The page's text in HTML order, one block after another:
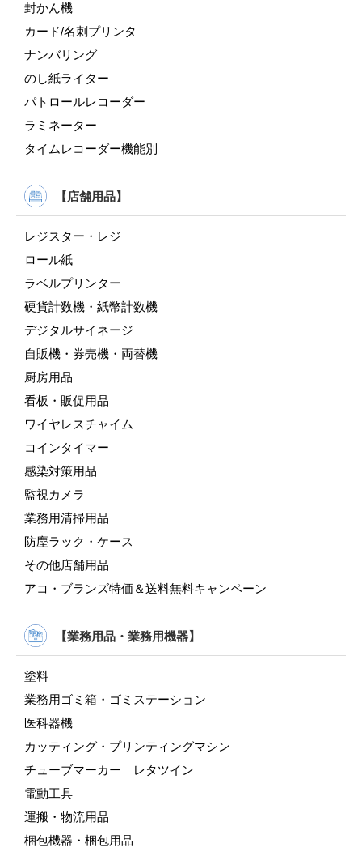
封かん機
カード/名刺プリンタ
ナンバリング
のし紙ライター
パトロールレコーダー
ラミネーター
タイムレコーダー機能別
【店舗用品】
レジスター・レジ
ロール紙
ラベルプリンター
硬貨計数機・紙幣計数機
デジタルサイネージ
自販機・券売機・両替機
厨房用品
看板・販促用品
ワイヤレスチャイム
コインタイマー
感染対策用品
監視カメラ
業務用清掃用品
防塵ラック・ケース
その他店舗用品
アコ・ブランズ特価＆送料無料キャンペーン
【業務用品・業務用機器】
塗料
業務用ゴミ箱・ゴミステーション
医科器機
カッティング・プリンティングマシン
チューブマーカー レタツイン
電動工具
運搬・物流用品
梱包機器・梱包用品